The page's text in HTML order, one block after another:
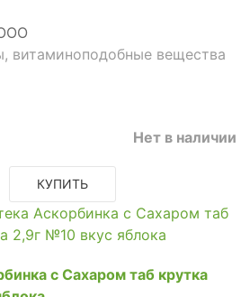
витаминоподобные вещества
Нет в наличии
КУПИТЬ
с Сахаром таб крутка